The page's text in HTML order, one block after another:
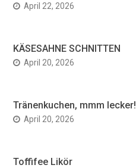
April 22, 2026
KÄSESAHNE SCHNITTEN
April 20, 2026
Tränenkuchen, mmm lecker!
April 20, 2026
Toffifee Likör